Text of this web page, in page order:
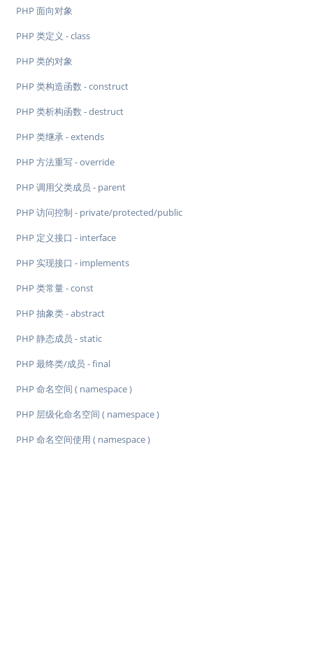
PHP 面向对象
PHP 类定义 - class
PHP 类的对象
PHP 类构造函数 - construct
PHP 类析构函数 - destruct
PHP 类继承 - extends
PHP 方法重写 - override
PHP 调用父类成员 - parent
PHP 访问控制 - private/protected/public
PHP 定义接口 - interface
PHP 实现接口 - implements
PHP 类常量 - const
PHP 抽象类 - abstract
PHP 静态成员 - static
PHP 最终类/成员 - final
PHP 命名空间 ( namespace )
PHP 层级化命名空间 ( namespace )
PHP 命名空间使用 ( namespace )